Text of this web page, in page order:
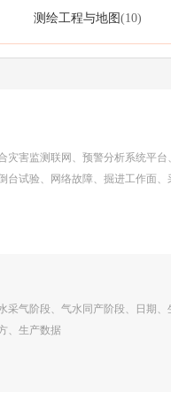
测绘工程与地图(10)
灾害监测联网、预警分析系统平
台试验、网络故障、掘进工作面
采气阶段、气水同产阶段、日期
、生产数据